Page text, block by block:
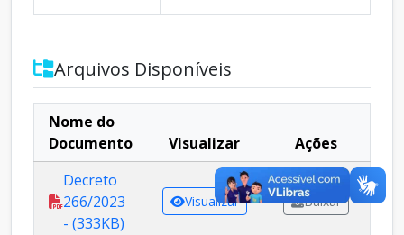
Arquivos Disponíveis
Nome do
Documento
Visualizar
Ações
Decreto
266/2023
- (333KB)
Visualizar Baixar